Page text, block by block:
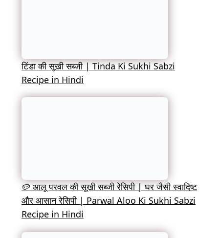
टिंडा की सूखी सब्जी | Tinda Ki Sukhi Sabzi
Recipe in Hindi
🥔 आलू परवल की सूखी सब्जी रेसिपी | घर जैसी स्वादिष्ट
और आसान रेसिपी | Parwal Aloo Ki Sukhi Sabzi
Recipe in Hindi